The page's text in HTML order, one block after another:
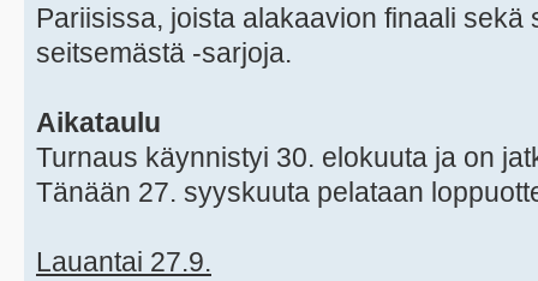
Pariisissa, joista alakaavion finaali sekä
seitsemästä -sarjoja.
Aikataulu
Turnaus käynnistyi 30. elokuuta ja on
Tänään 27. syyskuuta pelataan
Lauantai 27.9.